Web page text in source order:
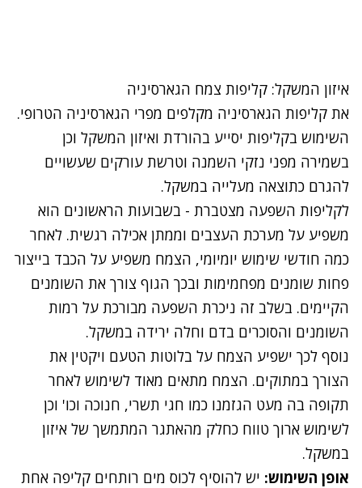
איזון המשקל: קליפות צמח הגארסיניה
את קליפות הגארסיניה מקלפים מפרי הגארסיניה הטרופי.
השימוש בקליפות יסייע בהורדת ואיזון המשקל וכן
בשמירה מפני נזקי השמנה וטרשת עורקים שעשויים
להגרם כתוצאה מעלייה במשקל.
לקליפות השפעה מצטברת - בשבועות הראשונים הוא
משפיע על מערכת העצבים וממתן אכילה רגשית. לאחר
כמה חודשי שימוש יומיומי, הצמח משפיע על הכבד בייצור
פחות שומנים מפחמימות ובכך הגוף צורך את השומנים
הקיימים. בשלב זה ניכרת השפעה מבורכת על רמות
השומנים והסוכרים בדם וחלה ירידה במשקל.
נוסף לכך ישפיע הצמח על בלוטות הטעם ויקטין את
הצורך במתוקים. הצמח מתאים מאוד לשימוש לאחר
תקופה בה מעט הגזמנו כמו חגי תשרי, חנוכה וכו' וכן
לשימוש ארוך טווח כחלק מהאתגר המתמשך של איזון
במשקל.
אופן השימוש: יש להוסיף לכוס מים רותחים קליפה אחת